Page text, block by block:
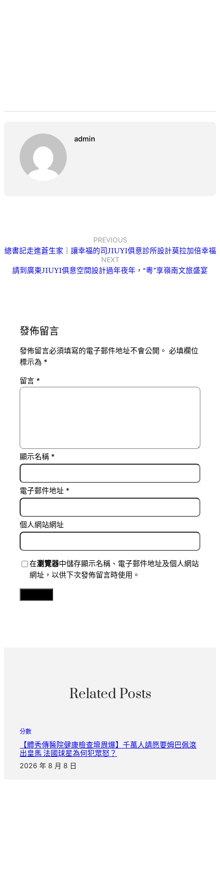
admin
PREVIOUS
總書記走進蒼生家｜讓幸福的司JIUYI俱意診所設計莫拉加倍幸福
NEXT
請到廣東JIUYI俱意空間設計過年夜年，“粵”享嶺南文旅盛宴
發佈留言
發佈留言必須填寫的電子郵件地址不會公開。 必填欄位
標示為 *
留言 *
顯示名稱 *
電子郵件地址 *
個人網站網址
在瀏覽器中儲存顯示名稱、電子郵件地址及個人網站
網址，以供下次發佈留言時使用。
Related Posts
分數
【體秀傳醫院健康檢查壇周爆】千萬人請愿要姆巴佩滾
出皇馬 法國球星為何犯眾怒？
2026 年 8 月 8 日